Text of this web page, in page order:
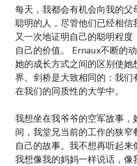
每天，我都会有机会向我的父
聪明的人，尽管他们已经相信
又一次地证明自己的聪明程
自己的价值。 Ernaux不断的
她的成长方式之间的区别使她
界。剑桥是大致相同的：我们
在我们的同质性的大学中。
我想坐在我爷爷的空军故事，
间，我堂兄当前的工作的狭窄
自己的故事。我不想再听起来
我想像我的妈妈一样说话，像